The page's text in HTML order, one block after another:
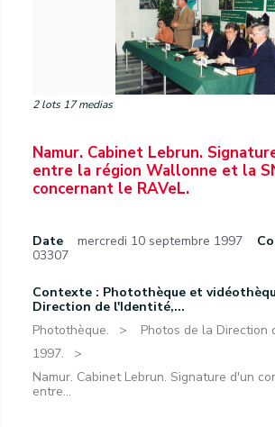
2 lots 17 medias
Namur. Cabinet Lebrun.
entre la région Wallonne et la
concernant le RAVeL.
Date mercredi 10 septembre 1997
03307
Contexte : Photothèque et
Direction de l'Identité,...
Photothèque.
Photos de la Direction
1997.
Namur. Cabinet Lebrun. Signature d'un
entre...